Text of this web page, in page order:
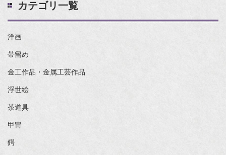
カテゴリ一覧
洋画
帯留め
金工作品・金属工芸作品
浮世絵
茶道具
甲冑
鍔